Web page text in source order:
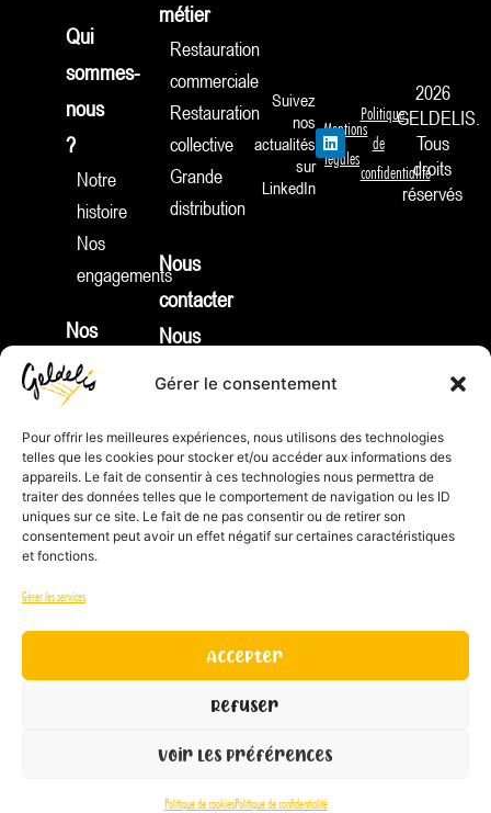
Gérer le consentement
Pour offrir les meilleures expériences, nous utilisons des technologies
telles que les cookies pour stocker et/ou accéder aux informations des
appareils. Le fait de consentir à ces technologies nous permettra de
traiter des données telles que le comportement de navigation ou les ID
uniques sur ce site. Le fait de ne pas consentir ou de retirer son
consentement peut avoir un effet négatif sur certaines caractéristiques
et fonctions.
Gérer les services
Accepter
Refuser
Voir les préférences
Politique de cookiesPolitique de confidentialité
Qui
sommes-
nous
?
Notre
histoire
Nos
engagements
Nos
produits
Apéritifs
Tartes
&
Cie
Gamme
sucrée
tarte
métier
Restauration
commerciale
Restauration
collective
Grande
distribution
Nous
contacter
Nous
rejoindre
Identifiant
REP :
FR212132_01JTNV
Index
d’égalité
Femme
2026
GELDELIS.
Tous
droits
réservés
Mentions
légales
Politique
de
confidentialité
Suivez
nos
actualités
sur
LinkedIn
L
i
n